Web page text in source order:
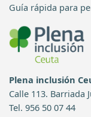
Guía rápida para
Plena inclusión
Calle 113. Barriada
Tel. 956 50 07 44